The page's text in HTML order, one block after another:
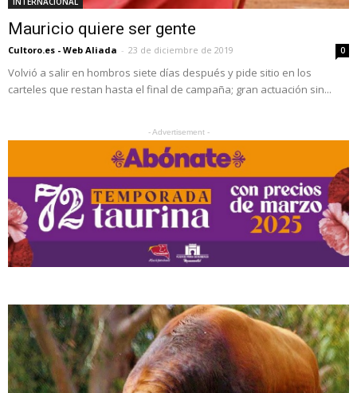
Mauricio quiere ser gente
Cultoro.es - Web Aliada - 23 de diciembre de 2019 0
Volvió a salir en hombros siete días después y pide sitio en los
carteles que restan hasta el final de campaña; gran actuación sin...
- Advertisement -